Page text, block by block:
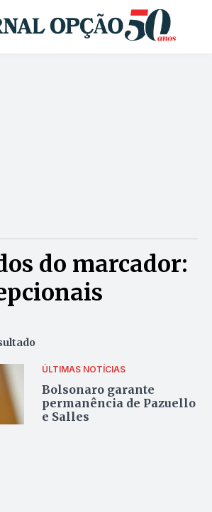
do marcador:
ÚLTIMAS NOTÍCIAS
Bolsonaro garante
permanência de Pazuello
e Salles